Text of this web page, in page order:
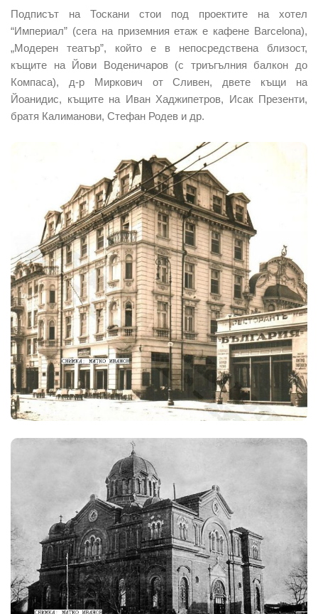
Подписът на Тоскани стои под проектите на хотел
“Империал” (сега на приземния етаж е кафене Barcelona),
„Модерен театър”, който е в непосредствена близост,
къщите на Йови Воденичаров (с триъгълния балкон до
Компаса), д-р Миркович от Сливен, двете къщи на
Йоанидис, къщите на Иван Хаджипетров, Исак Презенти,
братя Калиманови, Стефан Родев и др.